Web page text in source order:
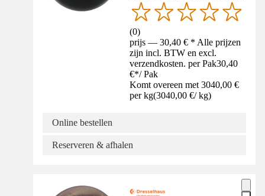
(0)
prijs — 30,40 € * Alle prijzen
zijn incl. BTW en excl.
verzendkosten. per Pak30,40
€*/ Pak
Komt overeen met 3040,00 €
per kg(3040,00 €/ kg)
Online bestellen
Reserveren & afhalen